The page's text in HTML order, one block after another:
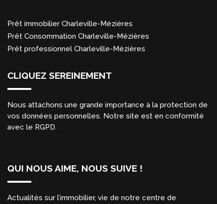
Prêt immobilier Charleville-Mézières
Prêt Consommation Charleville-Mézières
Prêt professionnel Charleville-Mézières
CLIQUEZ SEREINEMENT
Nous attachons une grande importance à la protection de
vos données personnelles. Notre site est en conformité
avec le RGPD.
QUI NOUS AIME, NOUS SUIVE !
Actualités sur l’immobilier, vie de notre centre de